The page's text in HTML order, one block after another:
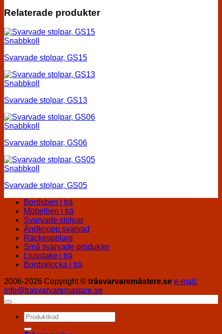
Relaterade produkter
Snabbkoll
Svarvade stolpar, GS15
Snabbkoll
Svarvade stolpar, GS13
Snabbkoll
Svarvade stolpar, GS06
Snabbkoll
Svarvade stolpar, GS05
Bordsben i trä
Möbelben i trä
Svarvade stolpar
Ändknopp svarvad
Räckespelare
Små svarvade produkter
Ljusstake i trä
Bordsklocka i trä
2006-2026 Copyright © träsvarvaremästere.se e-mail:
info@trasvarvaremastare.se
Sök
efter: